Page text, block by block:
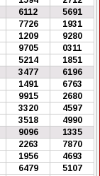
6112
5691
7726
1931
1209
9280
9705
0311
5214
1851
3477
6196
1491
6763
9915
2680
3320
4597
3518
4990
9096
1335
2263
7870
1956
4693
6479
5107